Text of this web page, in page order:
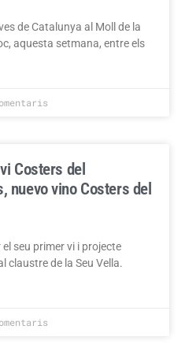
de Catalunya al Moll de la
aquesta setmana, entre els
Costers del
nuevo vino Costers del
seu primer vi i projecte
claustre de la Seu Vella.